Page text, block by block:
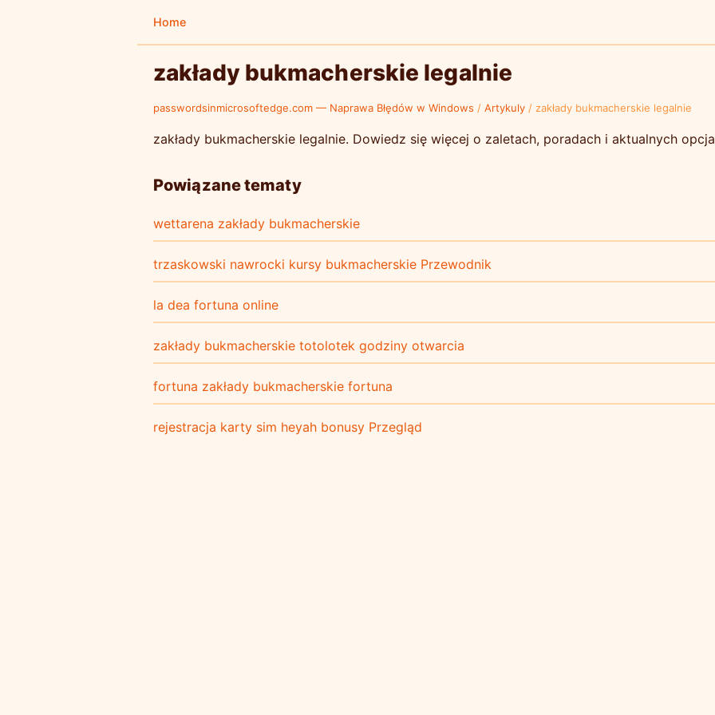
Home
zakłady bukmacherskie legalnie
passwordsinmicrosoftedge.com — Naprawa Błędów w Windows / Artykuly / zakłady bukmacherskie legalnie
zakłady bukmacherskie legalnie. Dowiedz się więcej o zaletach, poradach i aktualnych
Powiązane tematy
wettarena zakłady bukmacherskie
trzaskowski nawrocki kursy bukmacherskie Przewodnik
la dea fortuna online
zakłady bukmacherskie totolotek godziny otwarcia
fortuna zakłady bukmacherskie fortuna
rejestracja karty sim heyah bonusy Przegląd